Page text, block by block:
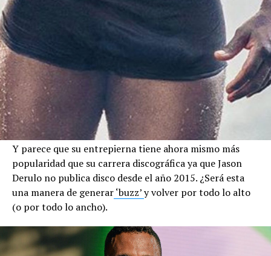
Y parece que su entrepierna tiene ahora mismo más
popularidad que su carrera discográfica ya que Jason
Derulo no publica disco desde el año 2015. ¿Será esta
una manera de generar‘buzz’y volver por todo lo alto
(o por todo lo ancho).